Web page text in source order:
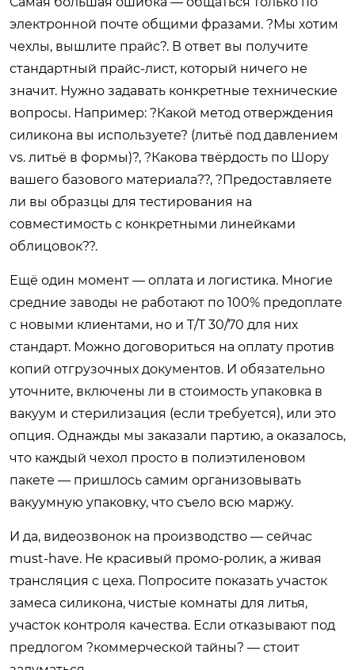
электронной почте общими фразами. ?Мы хотим
чехлы, вышлите прайс?. В ответ вы получите
стандартный прайс-лист, который ничего не
значит. Нужно задавать конкретные технические
вопросы. Например: ?Какой метод отверждения
силикона вы используете? (литьё под давлением
vs. литьё в формы)?, ?Какова твёрдость по Шору
вашего базового материала??, ?Предоставляете
ли вы образцы для тестирования на
совместимость с конкретными линейками
облицовок??.
Ещё один момент — оплата и логистика. Многие
средние заводы не работают по 100% предоплате
с новыми клиентами, но и T/T 30/70 для них
стандарт. Можно договориться на оплату против
копий отгрузочных документов. И обязательно
уточните, включены ли в стоимость упаковка в
вакуум и стерилизация (если требуется), или это
опция. Однажды мы заказали партию, а оказалось,
что каждый чехол просто в полиэтиленовом
пакете — пришлось самим организовывать
вакуумную упаковку, что съело всю маржу.
И да, видеозвонок на производство — сейчас
must-have. Не красивый промо-ролик, а живая
трансляция с цеха. Попросите показать участок
замеса силикона, чистые комнаты для литья,
участок контроля качества. Если отказывают под
предлогом ?коммерческой тайны? — стоит